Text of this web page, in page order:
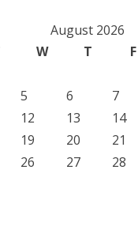
August 2026
W T F
5 6 7
12 13 14
19 20 21
26 27 28